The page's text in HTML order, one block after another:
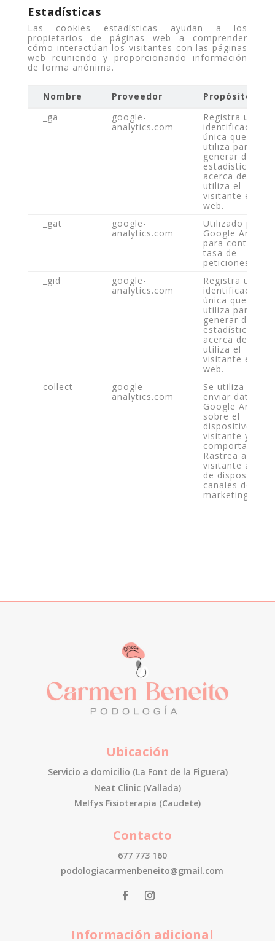
Estadísticas
Las cookies estadísticas ayudan a los
propietarios de páginas web a comprender
cómo interactúan los visitantes con las páginas
web reuniendo y proporcionando información
de forma anónima.
Nombre Proveedor
Propósito
Nombre
Proveedor Propósito
_ga
google-
analytics.com
Registra una
identificación
única que se
utiliza para
generar datos
estadísticos
acerca de
utiliza el
visitante el sitio
web.
_gat
google-
analytics.com
Utilizado por
Google
para controlar
tasa de
peticiones.
_gid
google-
analytics.com
Registra una
identificación
única que se
utiliza para
generar datos
estadísticos
acerca de
utiliza el
visitante el sitio
web.
collect
google-
analytics.com
Se utiliza para
enviar datos a
Google
sobre el
dispositivo del
visitante y su
Rastrea al
visitante a
de dispositivos
canales de
marketing.
Ubicación
Servicio a domicilio (La Font de la Figuera)
Neat Clinic (Vallada)
Melfys Fisioterapia (Caudete)
Contacto
677 773 160
podologiacarmenbeneito@gmail.com
Información adicional